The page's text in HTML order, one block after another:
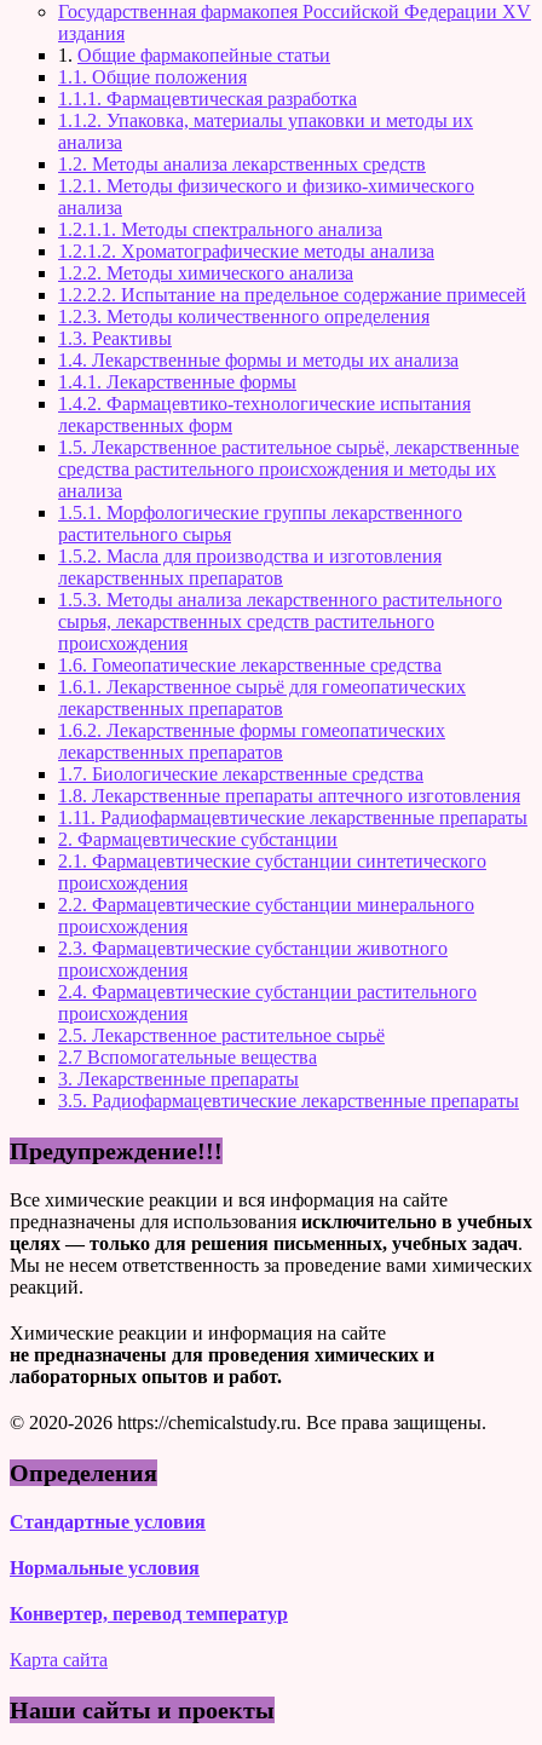
Государственная фармакопея Российской Федерации XV
издания
1. Общие фармакопейные статьи
1.1. Общие положения
1.1.1. Фармацевтическая разработка
1.1.2. Упаковка, материалы упаковки и методы их
анализа
1.2. Методы анализа лекарственных средств
1.2.1. Методы физического и физико-химического
анализа
1.2.1.1. Методы спектрального анализа
1.2.1.2. Хроматографические методы анализа
1.2.2. Методы химического анализа
1.2.2.2. Испытание на предельное содержание примесей
1.2.3. Методы количественного определения
1.3. Реактивы
1.4. Лекарственные формы и методы их анализа
1.4.1. Лекарственные формы
1.4.2. Фармацевтико-технологические испытания
лекарственных форм
1.5. Лекарственное растительное сырьё, лекарственные
средства растительного происхождения и методы их
анализа
1.5.1. Морфологические группы лекарственного
растительного сырья
1.5.2. Масла для производства и изготовления
лекарственных препаратов
1.5.3. Методы анализа лекарственного растительного
сырья, лекарственных средств растительного
происхождения
1.6. Гомеопатические лекарственные средства
1.6.1. Лекарственное сырьё для гомеопатических
лекарственных препаратов
1.6.2. Лекарственные формы гомеопатических
лекарственных препаратов
1.7. Биологические лекарственные средства
1.8. Лекарственные препараты аптечного изготовления
1.11. Радиофармацевтические лекарственные препараты
2. Фармацевтические субстанции
2.1. Фармацевтические субстанции синтетического
происхождения
2.2. Фармацевтические субстанции минерального
происхождения
2.3. Фармацевтические субстанции животного
происхождения
2.4. Фармацевтические субстанции растительного
происхождения
2.5. Лекарственное растительное сырьё
2.7 Вспомогательные вещества
3. Лекарственные препараты
3.5. Радиофармацевтические лекарственные препараты
Предупреждение!!!
Все химические реакции и вся информация на сайте
предназначены для использования исключительно в учебных
целях — только для решения письменных, учебных задач.
Мы не несем ответственность за проведение вами химических
реакций.
Химические реакции и информация на сайте
не предназначены для проведения химических и
лабораторных опытов и работ.
© 2020-2026 https://chemicalstudy.ru. Все права защищены.
Определения
Стандартные условия
Нормальные условия
Конвертер, перевод температур
Карта сайта
Наши сайты и проекты